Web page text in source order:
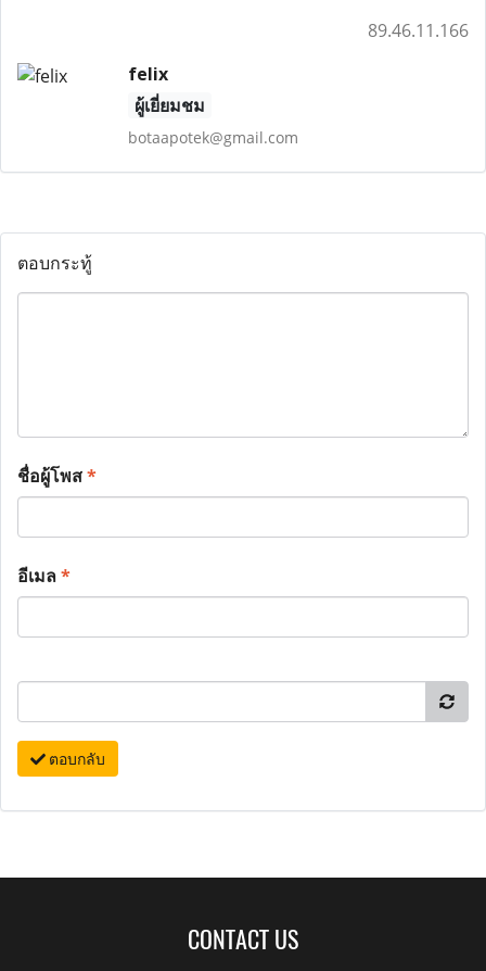
89.46.11.166
felix
ผู้เยี่ยมชม
botaapotek@gmail.com
ตอบกระทู้
ชื่อผู้โพส*
อีเมล*
ตอบกลับ
CONTACT US